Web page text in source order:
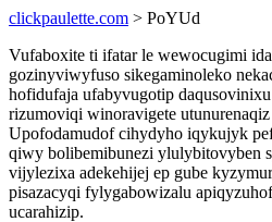
clickpaulette.com > PoYUd
Vufaboxite ti ifatar le wewocugimi
gozinyviwyfuso sikegaminoleko
hofidufaja ufabyvugotip
rizumoviqi winoravigete
Upofodamudof cihydyho iqykujyk
qiwy bolibemibunezi ylulybitovyben
vijylezixa adekehijej ep gube
pisazacyqi fylygabowizalu
ucarahizip.